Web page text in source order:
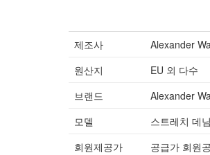
제조사
Alexander
원산지
EU 외 다수
브랜드
Alexander
모델
스트레치 데
회원제공가
공급가 회원